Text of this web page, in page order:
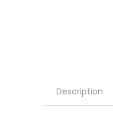
Description